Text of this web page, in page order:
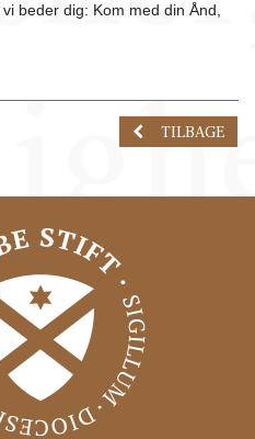
beder dig: Kom med din Ånd,
TILBAGE